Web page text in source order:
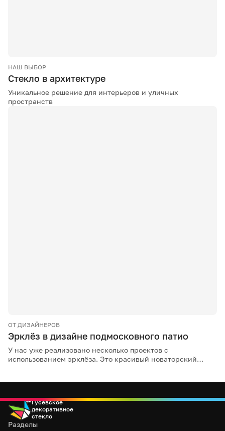
НАШ ВЫБОР
Стекло в архитектуре
Уникальное решение для интерьеров и уличных
пространств
ОТ ДИЗАЙНЕРОВ
Эрклёз в дизайне подмосковного патио
У нас уже реализовано несколько проектов с
использованием эрклёза. Это красивый новаторский
Гусевское
декоративное
стекло
Разделы